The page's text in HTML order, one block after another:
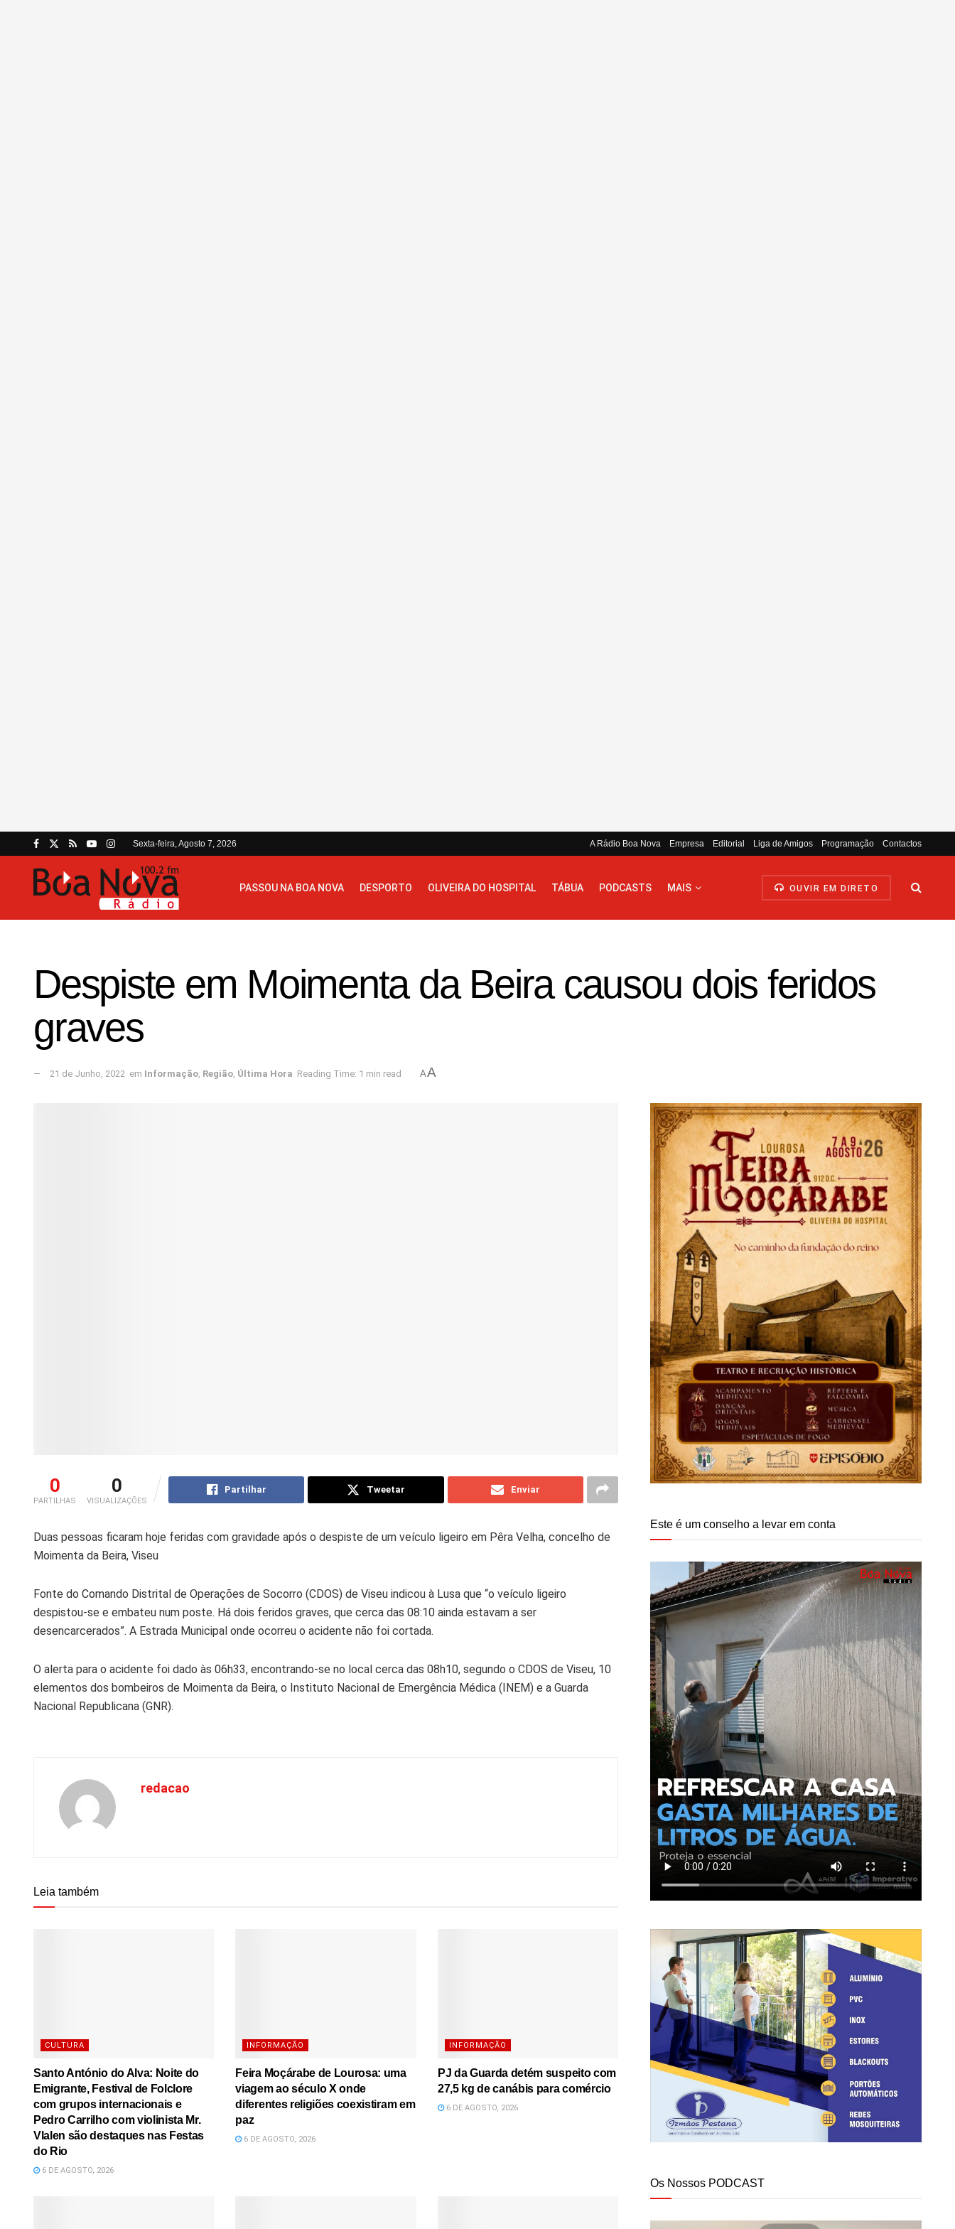
Sexta-feira, Agosto 7, 2026 A Rádio Boa Nova Empresa Editorial Liga de Amigos Programação Contactos
PASSOU NA BOA NOVA DESPORTO OLIVEIRA DO HOSPITAL TÁBUA PODCASTS MAIS OUVIR EM DIRETO
Despiste em Moimenta da Beira causou dois feridos
graves
21 de Junho, 2022 em Informação, Região, Última Hora Reading Time: 1 min read AA
0
PARTILHAS
0
VISUALIZAÇÕES
Partilhar Tweetar Enviar
Duas pessoas ficaram hoje feridas com gravidade após o despiste de um veículo ligeiro em Pêra Velha, concelho de
Moimenta da Beira, Viseu
Fonte do Comando Distrital de Operações de Socorro (CDOS) de Viseu indicou à Lusa que “o veículo ligeiro
despistou-se e embateu num poste. Há dois feridos graves, que cerca das 08:10 ainda estavam a ser
desencarcerados”. A Estrada Municipal onde ocorreu o acidente não foi cortada.
O alerta para o acidente foi dado às 06h33, encontrando-se no local cerca das 08h10, segundo o CDOS de Viseu, 10
elementos dos bombeiros de Moimenta da Beira, o Instituto Nacional de Emergência Médica (INEM) e a Guarda
Nacional Republicana (GNR).
redacao
Leia também
CULTURA
Santo António do Alva: Noite do
Emigrante, Festival de Folclore
com grupos internacionais e
Pedro Carrilho com violinista Mr.
Vlalen são destaques nas Festas
do Rio
6 DE AGOSTO, 2026
INFORMAÇÃO
Feira Moçárabe de Lourosa: uma
viagem ao século X onde
diferentes religiões coexistiram em
paz
6 DE AGOSTO, 2026
INFORMAÇÃO
PJ da Guarda detém suspeito com
27,5 kg de canábis para comércio
6 DE AGOSTO, 2026
Este é um conselho a levar em conta
Os Nossos PODCAST